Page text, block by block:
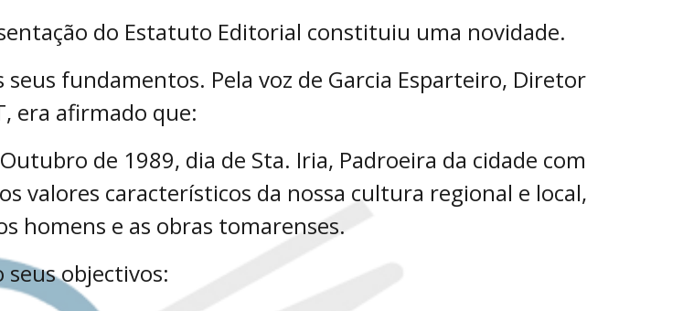
do Estatuto Editorial constituiu uma novidade.
fundamentos. Pela voz de Garcia Esparteiro, Diretor
era afirmado que:
de 1989, dia de Sta. Iria, Padroeira da cidade com
valores característicos da nossa cultura regional e local,
homens e as obras tomarenses.
seus objectivos: